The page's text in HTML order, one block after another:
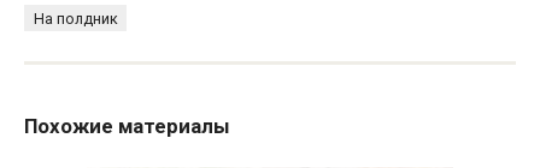
На полдник
Похожие материалы